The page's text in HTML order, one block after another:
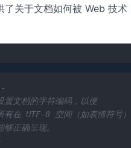
了关于文档如何被 Web 技
置文档的字符编码，以便
有在 UTF-8 空间（如表情符号
够正确呈现。